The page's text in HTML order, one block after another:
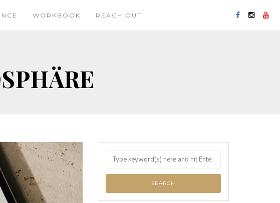
WORKBOOK REACH OUT